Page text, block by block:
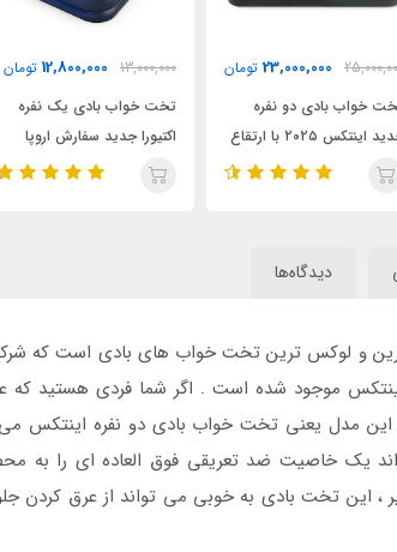
13,000,000
12,800,000 تومان
تخت خواب بادی یک نفره
اکتیورا جدید سفارش اروپا
16,700,000
14,800,000 تومان
تخت خواب بادی دو نفره
اکتیورا سفارش اروپا
دیدگاه‌ها
از شیک ترین و لوکس ترین تخت خواب های بادی
موجود شده است . اگر شما فردی هستید که
مدل یعنی تخت خواب بادی دو نفره اینتکس می
یک خاصیت ضد تعریقی فوق العاده ای را به
، این تخت بادی به خوبی می تواند از عرق کردن